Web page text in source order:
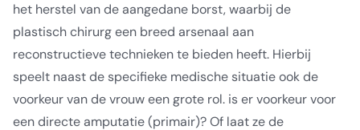
het herstel van de aangedane borst, waarbij de
plastisch chirurg een breed arsenaal aan
reconstructieve technieken te bieden heeft. Hierbij
speelt naast de specifieke medische situatie ook de
voorkeur van de vrouw een grote rol. is er voorkeur voor
een directe amputatie (primair)? Of laat ze de